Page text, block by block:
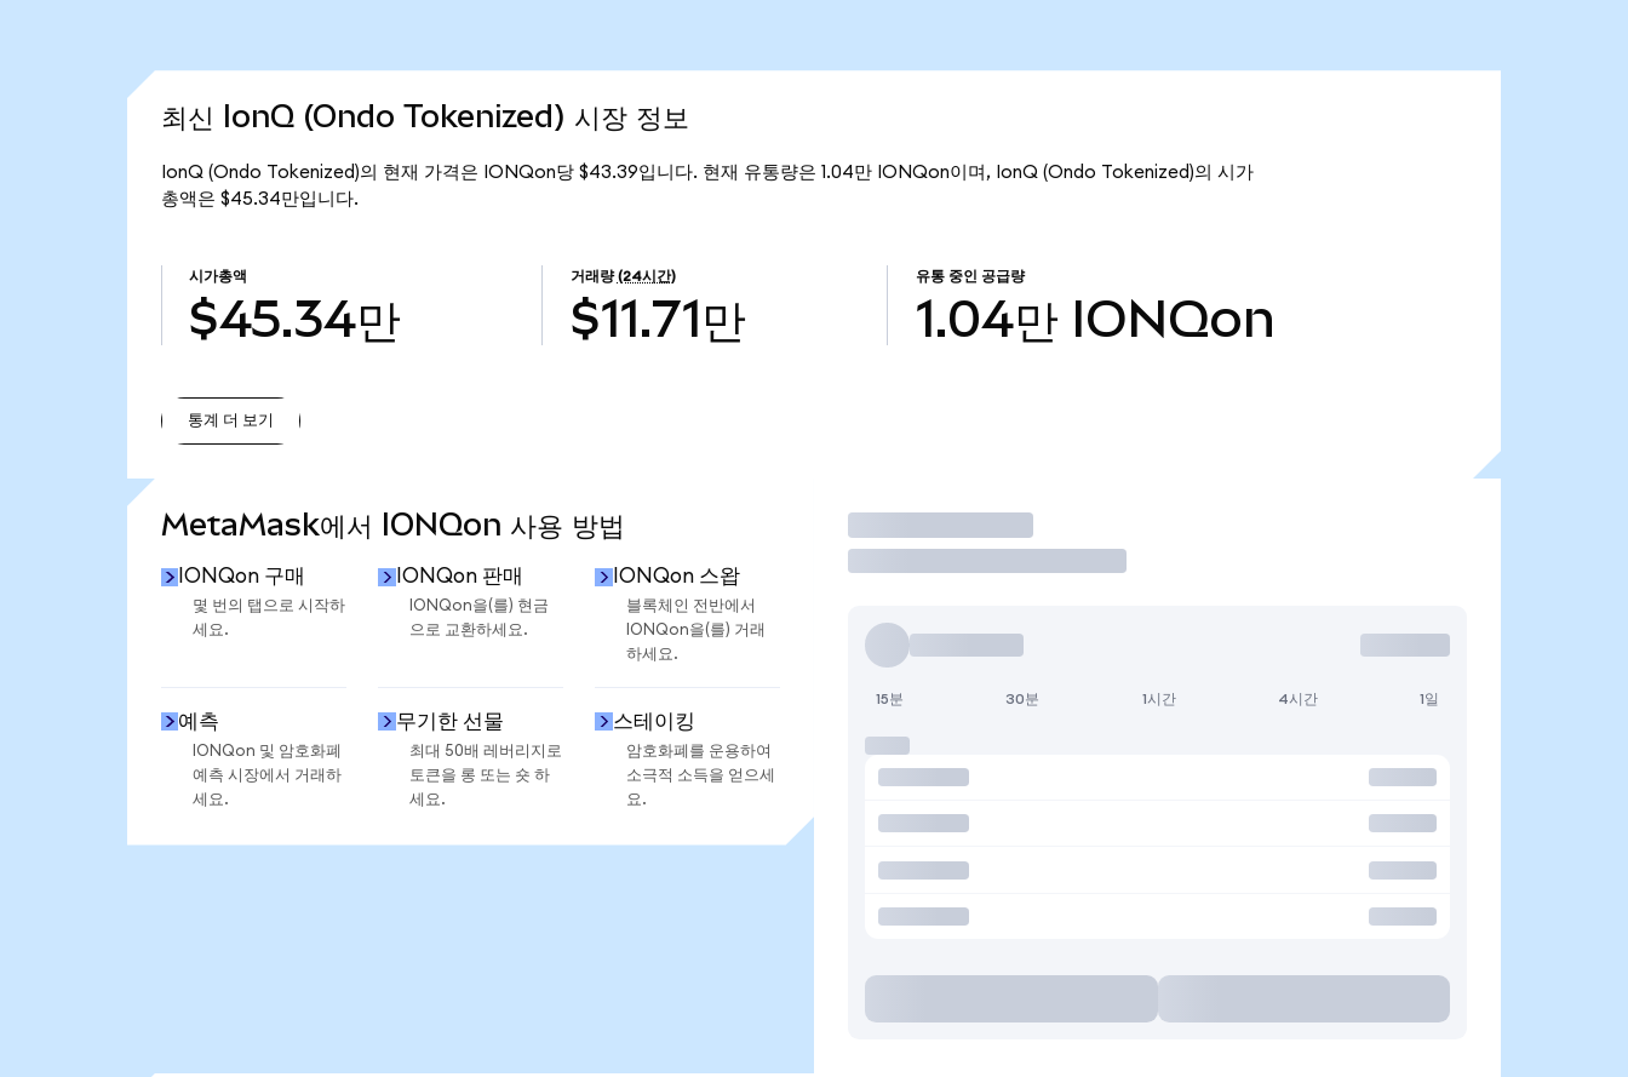
최신 IonQ (Ondo Tokenized) 시장 정보
IonQ (Ondo Tokenized)의 현재 가격은 IONQon당 $43.39입니다. 현재 유통량은 1.04만 IONQon이며, IonQ (Ondo Tokenized)의 시가
총액은 $45.34만입니다.
시가총액
$45.34만
거래량 (24시간)
$11.71만
유통 중인 공급량
1.04만 IONQon
통계 더 보기
MetaMask에서 IONQon 사용 방법
IONQon 구매
몇 번의 탭으로 시작하
세요.
IONQon 판매
IONQon을(를) 현금
으로 교환하세요.
IONQon 스왑
블록체인 전반에서
IONQon을(를) 거래
하세요.
예측
IONQon 및 암호화폐
예측 시장에서 거래하
세요.
무기한 선물
최대 50배 레버리지로
토큰을 롱 또는 숏 하
세요.
스테이킹
암호화폐를 운용하여
소극적 소득을 얻으세
요.
거래
15분 30분 1시간 4시간 1일